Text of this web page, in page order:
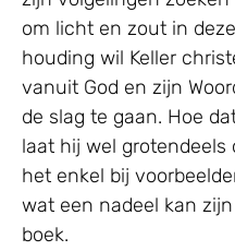
om licht en zout in
houding wil Keller
vanuit God en zijn
de slag te gaan. Hoe
laat hij wel grotendeels
het enkel bij
wat een nadeel kan
boek.